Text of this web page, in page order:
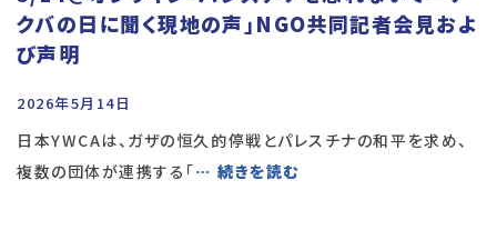
クバの日に聞く現地の声」NGO共同記者会見およ
び声明
2026年5月14日
日本YWCAは、ガザの恒久的停戦とパレスチナの和平を求め、
複数の団体が連携する「… 続きを読む